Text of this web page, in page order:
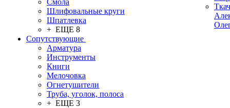
Смола
Шлифовальные круги
Шпатлевка
+ ЕЩЕ 8
Сопутствующие
Арматура
Инструменты
Книги
Мелочовка
Огнетушители
Труба, уголок, полоса
+ ЕЩЕ 3